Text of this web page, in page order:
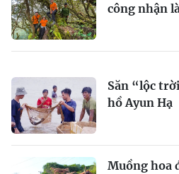
công nhận
Săn “lộc
hồ Ayun Hạ
Muồng hoa